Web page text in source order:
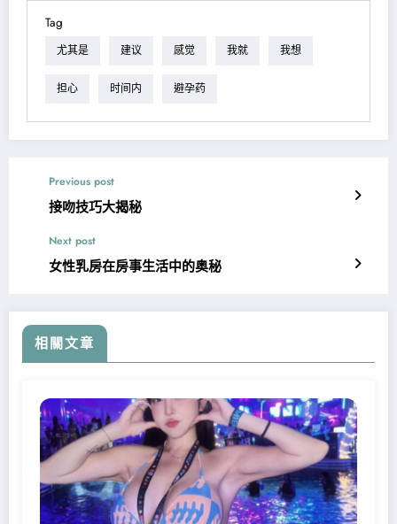
Tag
尤其是 建议 感觉 我就 我想
担心 时间内 避孕药
Previous post
接吻技巧大揭秘
Next post
女性乳房在房事生活中的奥秘
相關文章